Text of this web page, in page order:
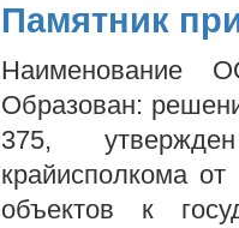
Памятник
Наименование
Образован:
375,
крайисполкома
объектов к